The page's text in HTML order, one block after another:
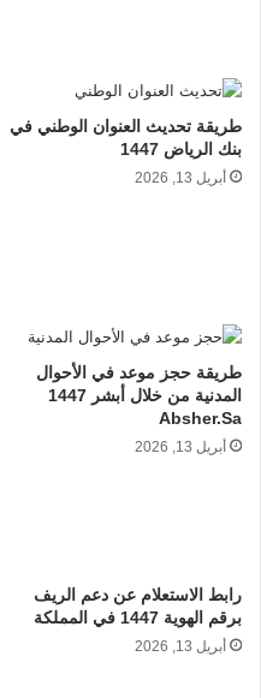
طريقة تحديث العنوان الوطني في
بنك الرياض 1447
أبريل 13, 2026
طريقة حجز موعد في الأحوال
المدنية من خلال أبشر 1447
Absher.Sa
أبريل 13, 2026
رابط الاستعلام عن دعم الريف
برقم الهوية 1447 في المملكة
أبريل 13, 2026